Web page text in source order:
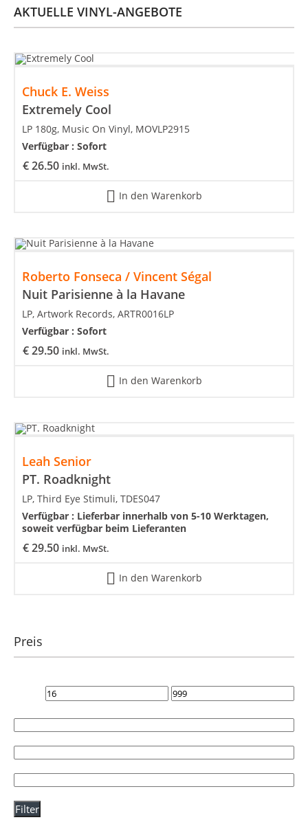
AKTUELLE VINYL-ANGEBOTE
Chuck E. Weiss
Extremely Cool
€26.50 inkl. MwSt.
LP 180g, Music On Vinyl, MOVLP2915
Verfügbar : Sofort
In den Warenkorb
Roberto Fonseca / Vincent Ségal
Nuit Parisienne à la Havane
€29.50 inkl. MwSt.
LP, Artwork Records, ARTR0016LP
Verfügbar : Sofort
In den Warenkorb
Leah Senior
PT. Roadknight
€29.50 inkl. MwSt.
LP, Third Eye Stimuli, TDES047
Verfügbar : Lieferbar innerhalb von 5-10 Werktagen,
soweit verfügbar beim Lieferanten
In den Warenkorb
Preis
Filter